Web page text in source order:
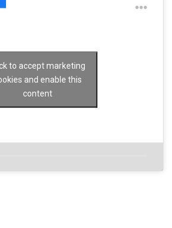
to accept marketing
and enable this
content